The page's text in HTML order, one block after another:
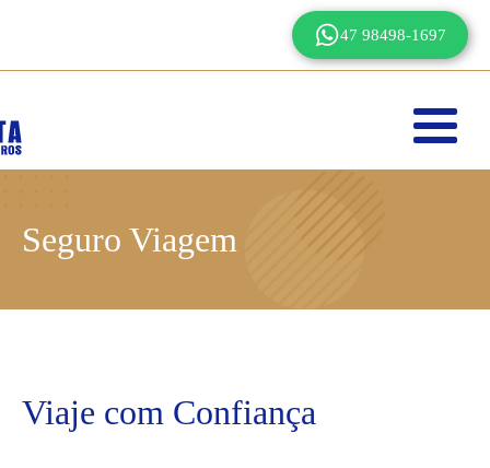
47 98498-1697
Seguro Viagem
Viaje com Confiança